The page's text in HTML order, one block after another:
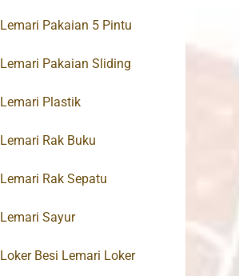
Lemari Pakaian 5 Pintu
Lemari Pakaian Sliding
Lemari Plastik
Lemari Rak Buku
Lemari Rak Sepatu
Lemari Sayur
Loker Besi Lemari Loker